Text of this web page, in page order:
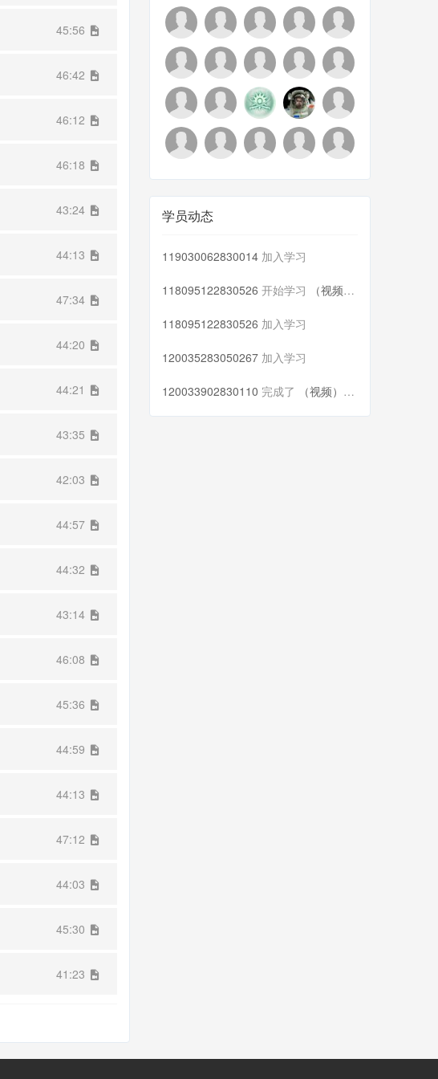
45:56
46:42
46:12
46:18
43:24
44:13
47:34
44:20
44:21
43:35
42:03
44:57
44:32
43:14
46:08
45:36
44:59
44:13
47:12
44:03
45:30
41:23
学员动态
119030062830014 加入学习
118095122830526 开始学习 （视频）第一讲
118095122830526 加入学习
120035283050267 加入学习
120033902830110 完成了 （视频）第六十三讲